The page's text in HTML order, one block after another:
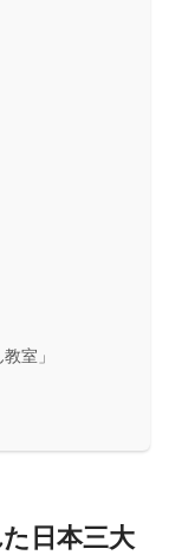
室」
日本三大